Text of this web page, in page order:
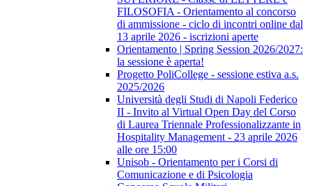
FILOSOFIA - Orientamento al concorso
di ammissione - ciclo di incontri online dal
13 aprile 2026 - iscrizioni aperte
Orientamento | Spring Session 2026/2027:
la sessione è aperta!
Progetto PoliCollege - sessione estiva a.s.
2025/2026
Università degli Studi di Napoli Federico
II - Invito al Virtual Open Day del Corso
di Laurea Triennale Professionalizzante in
Hospitality Management - 23 aprile 2026
alle ore 15:00
Unisob - Orientamento per i Corsi di
Comunicazione e di Psicologia